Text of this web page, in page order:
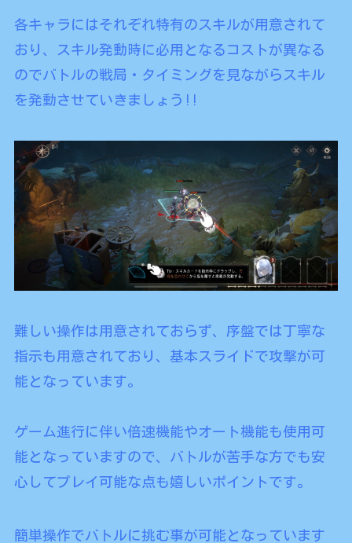
各キャラにはそれぞれ特有のスキルが用意されて
おり、スキル発動時に必用となるコストが異なる
のでバトルの戦局・タイミングを見ながらスキル
を発動させていきましょう!!
難しい操作は用意されておらず、序盤では丁寧な
指示も用意されており、基本スライドで攻撃が可
能となっています。
ゲーム進行に伴い倍速機能やオート機能も使用可
能となっていますので、バトルが苦手な方でも安
心してプレイ可能な点も嬉しいポイントです。
簡単操作でバトルに挑む事が可能となっています